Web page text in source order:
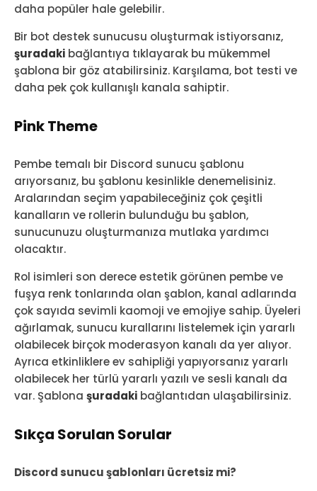
daha popüler hale gelebilir.
Bir bot destek sunucusu oluşturmak istiyorsanız,
şuradaki bağlantıya tıklayarak bu mükemmel
şablona bir göz atabilirsiniz. Karşılama, bot testi ve
daha pek çok kullanışlı kanala sahiptir.
Pink Theme
Pembe temalı bir Discord sunucu şablonu
arıyorsanız, bu şablonu kesinlikle denemelisiniz.
Aralarından seçim yapabileceğiniz çok çeşitli
kanalların ve rollerin bulunduğu bu şablon,
sunucunuzu oluşturmanıza mutlaka yardımcı
olacaktır.
Rol isimleri son derece estetik görünen pembe ve
fuşya renk tonlarında olan şablon, kanal adlarında
çok sayıda sevimli kaomoji ve emojiye sahip. Üyeleri
ağırlamak, sunucu kurallarını listelemek için yararlı
olabilecek birçok moderasyon kanalı da yer alıyor.
Ayrıca etkinliklere ev sahipliği yapıyorsanız yararlı
olabilecek her türlü yararlı yazılı ve sesli kanalı da
var. Şablona şuradaki bağlantıdan ulaşabilirsiniz.
Sıkça Sorulan Sorular
Discord sunucu şablonları ücretsiz mi?